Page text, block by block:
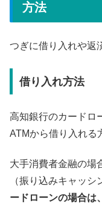
方法
つぎに借り入れや返
借り入れ方法
高知銀行のカードロ
ATMから借り入れる
大手消費者金融の場
（振り込みキャッシ
ードローンの場合は